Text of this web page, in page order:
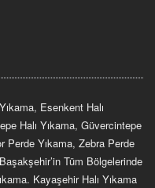
Esenkent Halı
Halı Yıkama, Güvercintepe
Perde Yıkama, Zebra Perde
Tüm Bölgelerinde
Kayaşehir Halı Yıkama